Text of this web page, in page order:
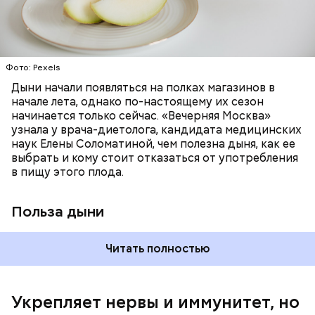
Фото: Pexels
Дыни начали появляться на полках магазинов в
начале лета, однако по-настоящему их сезон
начинается только сейчас. «Вечерняя Москва»
узнала у врача-диетолога, кандидата медицинских
наук Елены Соломатиной, чем полезна дыня, как ее
выбрать и кому стоит отказаться от употребления
в пищу этого плода.
Польза дыни
лютеин и зеаксантин — эти каротиноиды
отлично поддерживают наше зрение;
калий — оказывает мочегонное действие,
поддерживает сердечно-сосудистую
систему и предотвращает скачки давления;
магний — помогает калию и не дает сосудам
спазмироваться.
Читать полностью
Укрепляет нервы и иммунитет, но
По мнению специалиста, здоровому человеку
достаточно включать щавель в рацион несколько
раз в месяц. В небольших количествах в свежем